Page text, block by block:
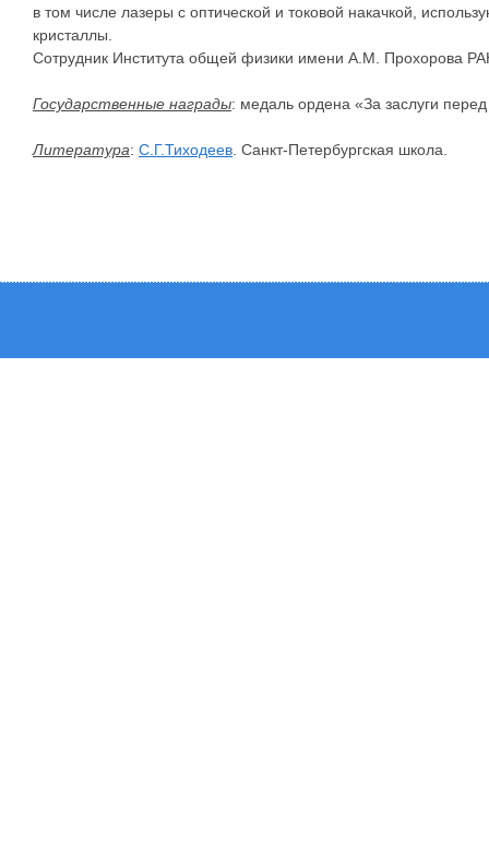
в том числе лазеры с оптической и токовой накачкой,
кристаллы.
Сотрудник Института общей физики имени А.М. Прохорова
Государственные награды: медаль ордена «За заслуги
Литература: С.Г.Тиходеев . Санкт-Петербургская школа.